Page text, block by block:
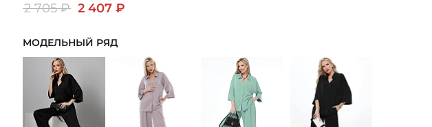
2 705 ₽ 2 407 ₽
МОДЕЛЬНЫЙ РЯД